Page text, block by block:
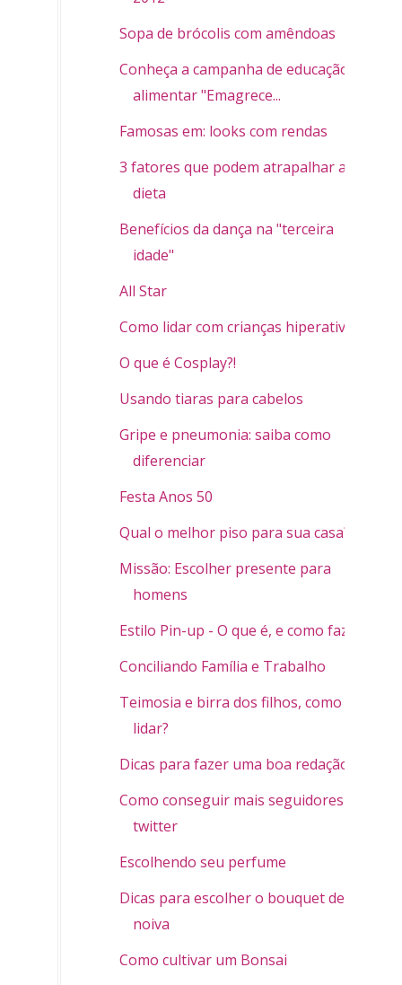
Sopa de brócolis com amêndoas
Conheça a campanha de educação
alimentar "Emagrece...
Famosas em: looks com rendas
3 fatores que podem atrapalhar a
dieta
Benefícios da dança na "terceira
idade"
All Star
Como lidar com crianças hiperativas
O que é Cosplay?!
Usando tiaras para cabelos
Gripe e pneumonia: saiba como
diferenciar
Festa Anos 50
Qual o melhor piso para sua casa?
Missão: Escolher presente para
homens
Estilo Pin-up - O que é, e como fazer
Conciliando Família e Trabalho
Teimosia e birra dos filhos, como
lidar?
Dicas para fazer uma boa redação
Como conseguir mais seguidores no
twitter
Escolhendo seu perfume
Dicas para escolher o bouquet de
noiva
Como cultivar um Bonsai